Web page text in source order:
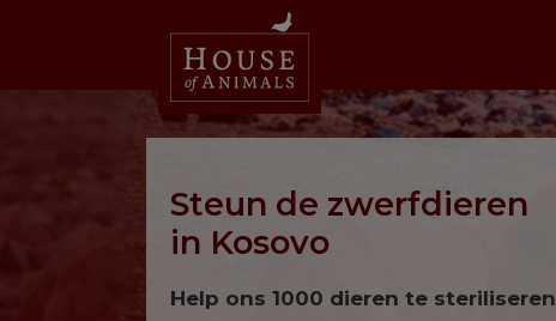
Steun de zwerfdieren
in Kosovo
Help ons 1000 dieren te steriliseren